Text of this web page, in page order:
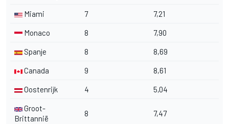
Miami 7 7,21
Monaco 8 7,90
Spanje 8 8,69
Canada 9 8,61
Oostenrijk 4 5,04
Groot-
Brittannië
8 7,47